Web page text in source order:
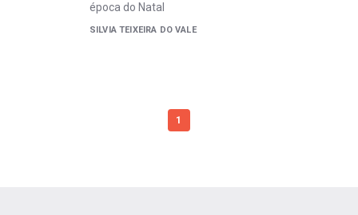
época do Natal
SILVIA TEIXEIRA DO VALE
1